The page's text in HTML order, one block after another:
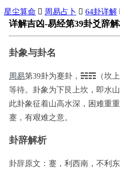
星尘算命  周易占卜  64卦详解
详解吉凶-易经第39卦爻辞
卦象与卦名
周易第39卦为蹇卦，☵☶（坎
等待。卦象为下艮上坎，即水
此卦象征着山高水深，困难重
蹇，有艰难之意。
卦辞解析
卦辞原文：蹇，利西南，不利